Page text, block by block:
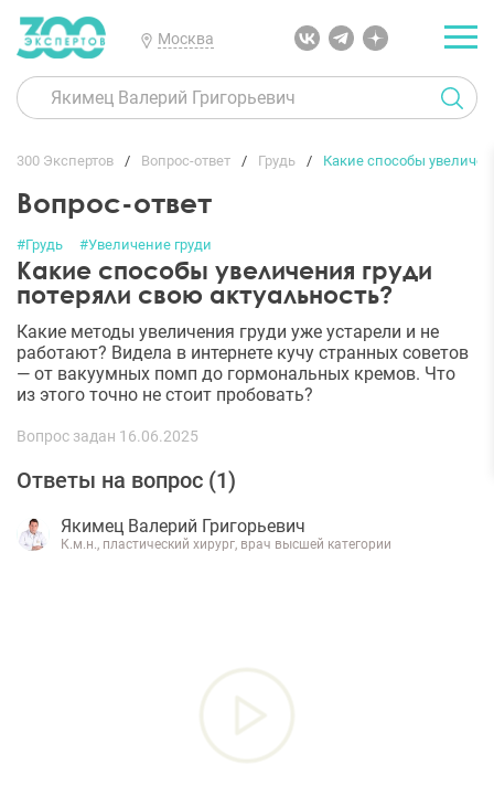
Москва
300 Экспертов Вопрос-ответ Грудь Какие способы
Вопрос-ответ
#Грудь #Увеличение груди
Какие способы увеличения груди
потеряли свою актуальность?
Какие методы увеличения груди уже устарели и не
работают? Видела в интернете кучу странных советов
— от вакуумных помп до гормональных кремов. Что
из этого точно не стоит пробовать?
Вопрос задан 16.06.2025
Ответы на вопрос (1)
Якимец Валерий Григорьевич
К.м.н., пластический хирург, врач высшей категории